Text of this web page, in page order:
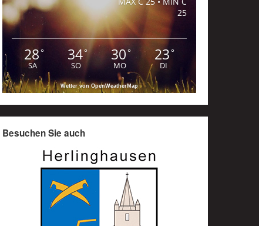
25
28°
SA
34°
SO
30°
MO
23°
DI
Wetter von OpenWeatherMap
Besuchen Sie auch